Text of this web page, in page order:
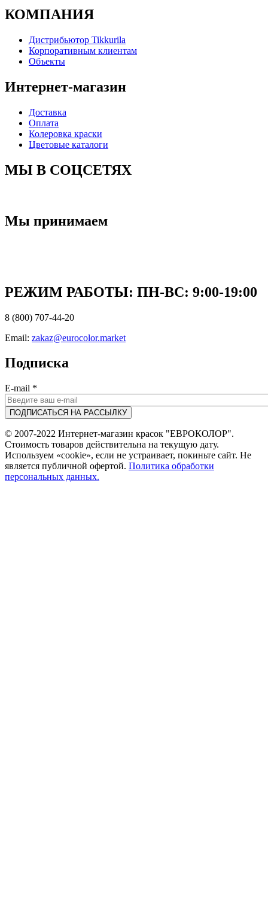
КОМПАНИЯ
Дистрибьютор Tikkurila
Корпоративным клиентам
Объекты
Интернет-магазин
Доставка
Оплата
Колеровка краски
Цветовые каталоги
МЫ В СОЦСЕТЯХ
Мы принимаем
РЕЖИМ РАБОТЫ: ПН-ВC: 9:00-19:00
8 (800) 707-44-20
Email: zakaz@eurocolor.market
Подписка
E-mail *
© 2007-2022 Интернет-магазин красок "ЕВРОКОЛОР".
Стоимость товаров действительна на текущую дату.
Используем «cookie», если не устраивает, покиньте сайт. Не
является публичной офертой. Политика обработки
персональных данных.